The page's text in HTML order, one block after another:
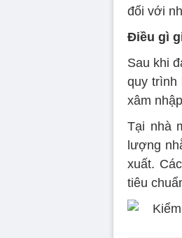
đối với
Điều gì
Sau khi
quy trình
xâm
Tại nhà
lượng
xuất.
tiêu